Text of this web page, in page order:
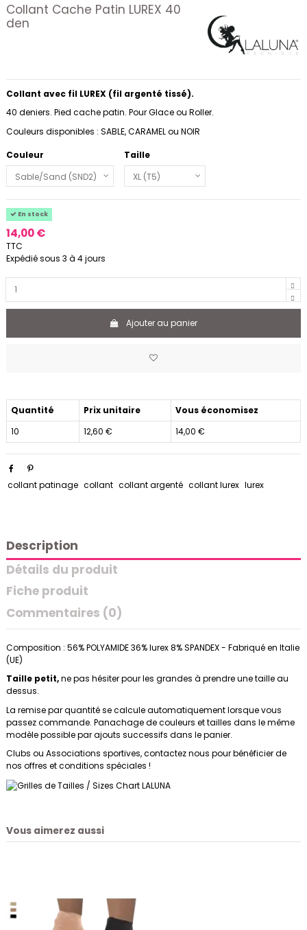
Collant Cache Patin LUREX 40
den
Collant avec fil LUREX (fil argenté tissé).
40 deniers. Pied cache patin. Pour Glace ou Roller.
Couleurs disponibles : SABLE, CARAMEL ou NOIR
Couleur
Taille
En stock
14,00 €
TTC
Expédié sous 3 à 4 jours
Ajouter au panier
Quantité Prix unitaire
Vous économisez
10
12,60 € 14,00 €
collant patinage collant collant argenté collant lurex lurex
Description
Détails du produit
Fiche produit
Commentaires (0)
Composition : 56% POLYAMIDE 36% lurex 8% SPANDEX- Fabriqué en Italie
(UE)
Taille petit,ne pas hésiter pour les grandes à prendre une taille au
dessus.
La remise par quantité se calcule automatiquement lorsque vous
passez commande. Panachage de couleurs et tailles dans le même
modèle possible par ajouts successifs dans le panier.
Clubs ou Associations sportives,contactez nous pour bénéficier de
nos offres et conditions spéciales !
Vous aimerez aussi